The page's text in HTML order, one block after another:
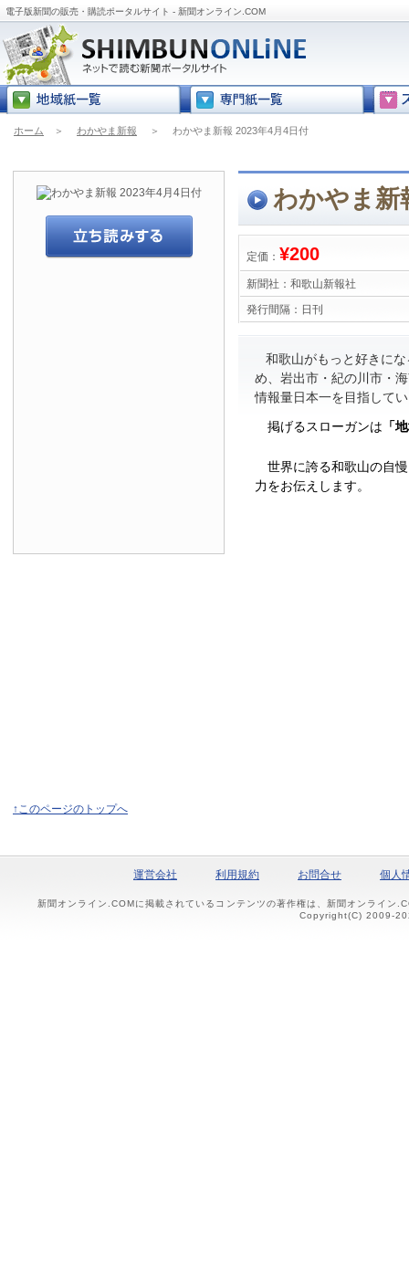
電子版新聞の販売・購読ポータルサイト - 新聞オンライン.COM
ホーム ＞ わかやま新報 ＞ わかやま新報 2023年4月4日付
わかやま新
定価： ¥200
新聞社： 和歌山新報社
発行間隔： 日刊
和歌山がもっと好きに
め、岩出市・紀の川市・
情報量日本一を目指して
掲げるスローガンは 「
世界に誇る和歌山の自
力をお伝えします。
↑このページのトップへ
運営会社 利用規約 お問合せ 個人
新聞オンライン.COMに掲載されているコンテンツの著作権は、新聞オンライン
Copyright(C) 2009-